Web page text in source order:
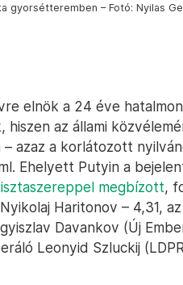
gyorsétteremben – Fotó: Nyilas
elnök a 24 éve
az állami
azaz a korlátozott
Ehelyett Putyin a
megbízott,
Haritonov – 4,31,
Davankov (Új
Leonyid Szluckij